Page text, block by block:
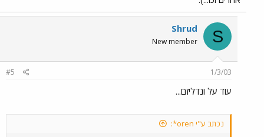
(אלא אם כן מישהו מכיר מצבים אחרים באוטובוסי אגד בערים אחרות?) ((
ולחובבי הרכבות, אל דאגה - אינני חובב אוטובוסים ואני לא מתכנן להפוך
לכזה, אני פשוט רוצה לשפר לעצמי ולכולם את החיים, ומכיוון שאוטובוסים
הם חלק נכבד מחיינו, הרי לכם! - מה גם שביום שיגיעו לכאן החשמליות,
הרי שרמות ודרכי השירות בהן יהיו תולדה ישירה של המצב באוטובוסים
באותו זמן ))
S
Shrud
New member
1/3/03
#5
עוד על ונדליזם...
נכתב ע"י oren*: